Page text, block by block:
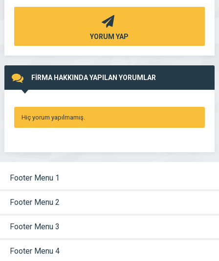
YORUM YAP
FİRMA HAKKINDA YAPILAN YORUMLAR
Hiç yorum yapılmamış.
Footer Menu 1
Footer Menu 2
Footer Menu 3
Footer Menu 4